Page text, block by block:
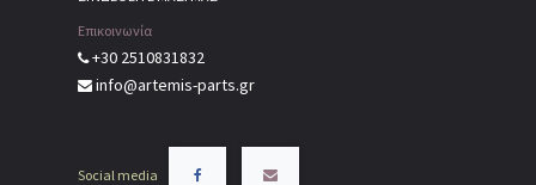
Επικοινωνία
+30 2510831832
info@artemis-parts.gr
Social media